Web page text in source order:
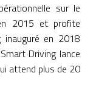
sur le
2015 et profite
inauguré en 2018
Driving lance
attend plus de 20